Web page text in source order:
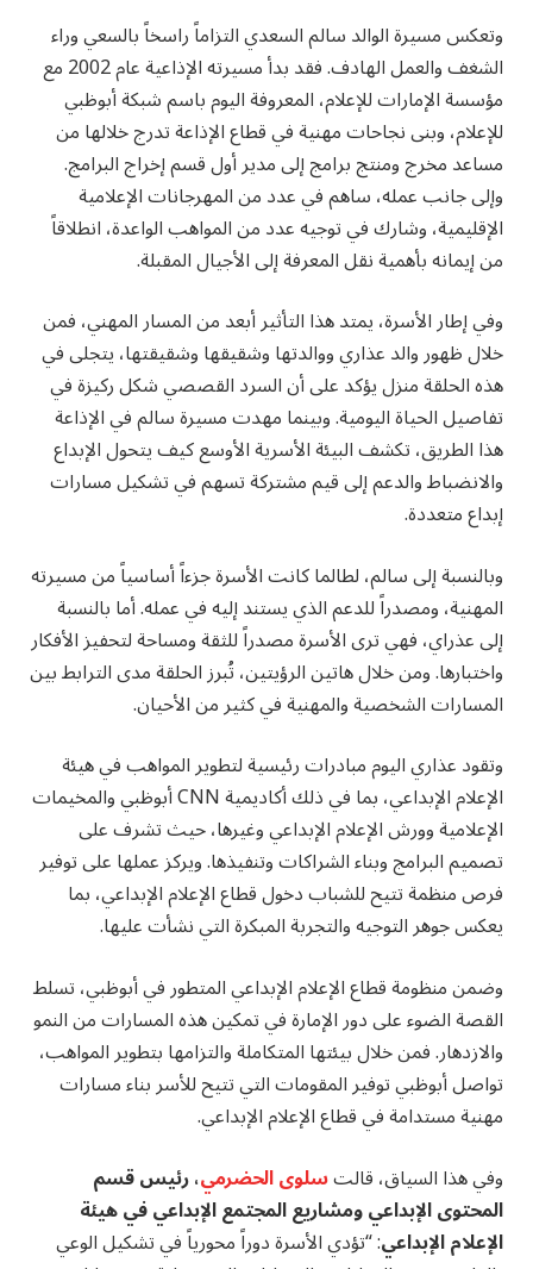
وتعكس مسيرة الوالد سالم السعدي التزاماً راسخاً بالسعي وراء
الشغف والعمل الهادف. فقد بدأ مسيرته الإذاعية عام 2002 مع
مؤسسة الإمارات للإعلام، المعروفة اليوم باسم شبكة أبوظبي
للإعلام، وبنى نجاحات مهنية في قطاع الإذاعة تدرج خلالها من
مساعد مخرج ومنتج برامج إلى مدير أول قسم إخراج البرامج.
وإلى جانب عمله، ساهم في عدد من المهرجانات الإعلامية
الإقليمية، وشارك في توجيه عدد من المواهب الواعدة، انطلاقاً
من إيمانه بأهمية نقل المعرفة إلى الأجيال المقبلة.
وفي إطار الأسرة، يمتد هذا التأثير أبعد من المسار المهني، فمن
خلال ظهور والد عذاري ووالدتها وشقيقها وشقيقتها، يتجلى في
هذه الحلقة منزل يؤكد على أن السرد القصصي شكل ركيزة في
تفاصيل الحياة اليومية. وبينما مهدت مسيرة سالم في الإذاعة
هذا الطريق، تكشف البيئة الأسرية الأوسع كيف يتحول الإبداع
والانضباط والدعم إلى قيم مشتركة تسهم في تشكيل مسارات
إبداع متعددة.
وبالنسبة إلى سالم، لطالما كانت الأسرة جزءاً أساسياً من مسيرته
المهنية، ومصدراً للدعم الذي يستند إليه في عمله. أما بالنسبة
إلى عذراي، فهي ترى الأسرة مصدراً للثقة ومساحة لتحفيز الأفكار
واختبارها. ومن خلال هاتين الرؤيتين، تُبرز الحلقة مدى الترابط بين
المسارات الشخصية والمهنية في كثير من الأحيان.
وتقود عذاري اليوم مبادرات رئيسية لتطوير المواهب في هيئة
الإعلام الإبداعي، بما في ذلك أكاديمية CNN أبوظبي والمخيمات
الإعلامية وورش الإعلام الإبداعي وغيرها، حيث تشرف على
تصميم البرامج وبناء الشراكات وتنفيذها. ويركز عملها على توفير
فرص منظمة تتيح للشباب دخول قطاع الإعلام الإبداعي، بما
يعكس جوهر التوجيه والتجربة المبكرة التي نشأت عليها.
وضمن منظومة قطاع الإعلام الإبداعي المتطور في أبوظبي، تسلط
القصة الضوء على دور الإمارة في تمكين هذه المسارات من النمو
والازدهار. فمن خلال بيئتها المتكاملة والتزامها بتطوير المواهب،
تواصل أبوظبي توفير المقومات التي تتيح للأسر بناء مسارات
مهنية مستدامة في قطاع الإعلام الإبداعي.
وفي هذا السياق، قالتسلوى الحضرمي، رئيس قسم
المحتوى الإبداعي ومشاريع المجتمع الإبداعي في هيئة
الإعلام الإبداعي: “تؤدي الأسرة دوراً محورياً في تشكيل الوعي